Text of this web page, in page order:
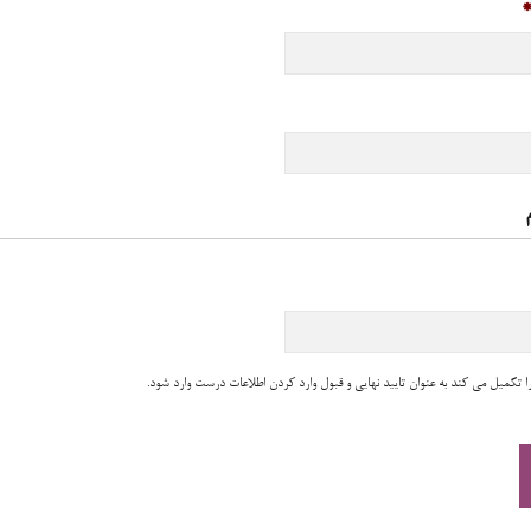
*
تکمیل می کند به عنوان تایید نهایی و قبول وارد کردن اطلاعات درست وارد شود.